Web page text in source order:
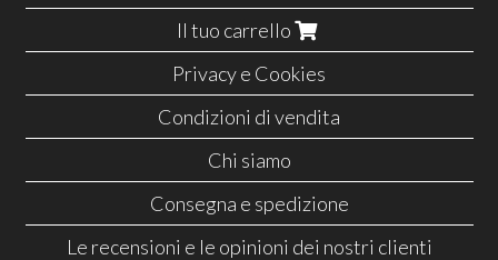
Il tuo carrello
Privacy e Cookies
Condizioni di vendita
Chi siamo
Consegna e spedizione
Le recensioni e le opinioni dei nostri clienti